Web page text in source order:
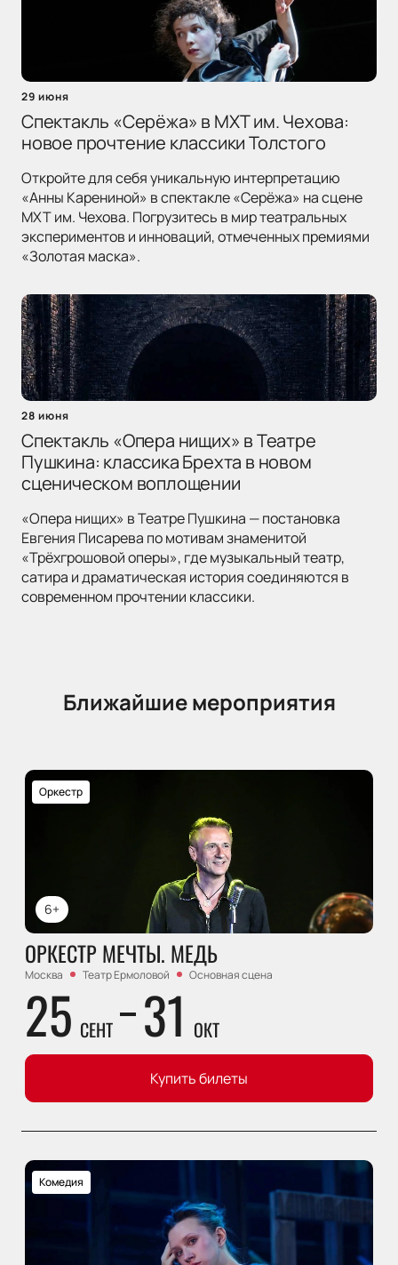
29 июня
Спектакль «Серёжа» в МХТ им. Чехова:
новое прочтение классики Толстого
Откройте для себя уникальную интерпретацию
«Анны Карениной» в спектакле «Серёжа» на сцене
МХТ им. Чехова. Погрузитесь в мир театральных
экспериментов и инноваций, отмеченных премиями
«Золотая маска».
28 июня
Спектакль «Опера нищих» в Театре
Пушкина: классика Брехта в новом
сценическом воплощении
«Опера нищих» в Театре Пушкина — постановка
Евгения Писарева по мотивам знаменитой
«Трёхгрошовой оперы», где музыкальный театр,
сатира и драматическая история соединяются в
современном прочтении классики.
Ближайшие мероприятия
6+
Оркестр
ОРКЕСТР МЕЧТЫ. МЕДЬ
Москва Театр Ермоловой Основная сцена
25 СЕНТ 31 ОКТ
Купить билеты
Комедия